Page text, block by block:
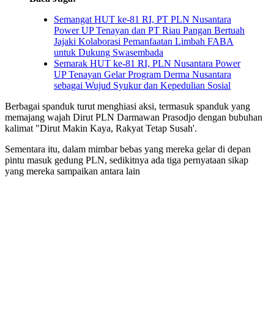
Semangat HUT ke-81 RI, PT PLN Nusantara
Power UP Tenayan dan PT Riau Pangan Bertuah
Jajaki Kolaborasi Pemanfaatan Limbah FABA
untuk Dukung Swasembada
Semarak HUT ke-81 RI, PLN Nusantara Power
UP Tenayan Gelar Program Derma Nusantara
sebagai Wujud Syukur dan Kepedulian Sosial
Berbagai spanduk turut menghiasi aksi, termasuk spanduk yang
memajang wajah Dirut PLN Darmawan Prasodjo dengan bubuhan
kalimat "Dirut Makin Kaya, Rakyat Tetap Susah'.
Sementara itu, dalam mimbar bebas yang mereka gelar di depan
pintu masuk gedung PLN, sedikitnya ada tiga pernyataan sikap
yang mereka sampaikan antara lain